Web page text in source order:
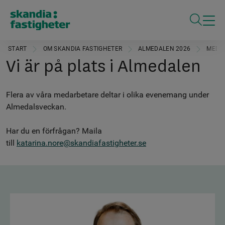
START OM SKANDIA FASTIGHETER ALMEDALEN 2026
Vi är på plats i Almedalen
Flera av våra medarbetare deltar i olika evenemang under
Almedalsveckan.
Har du en förfrågan? Maila
till katarina.nore@skandiafastigheter.se